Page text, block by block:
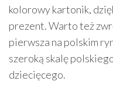
kolorowy kartonik,
prezent. Warto też
pierwsza na polskim
szeroką skalę
dziecięcego.